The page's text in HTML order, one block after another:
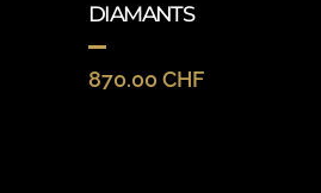
DIAMANTS
870.00 CHF